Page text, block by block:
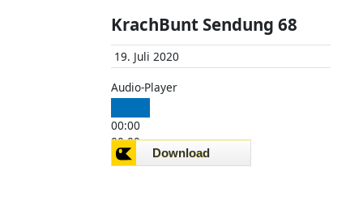
KrachBunt Sendung 68
19. Juli 2020
Audio-Player
00:00
00:00
00:00